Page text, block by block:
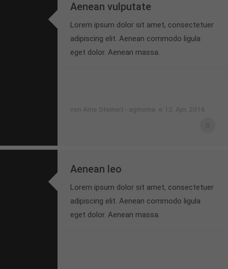
Aenean vulputate
Lorem ipsum dolor sit amet, consectetuer
adipiscing elit. Aenean commodo ligula
eget dolor. Aenean massa.
von Arne Steinert - agmema
12. Apr, 2016
Aenean leo
Lorem ipsum dolor sit amet, consectetuer
adipiscing elit. Aenean commodo ligula
eget dolor. Aenean massa.